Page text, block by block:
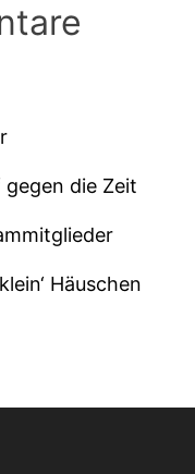
gegen die Zeit
Häuschen